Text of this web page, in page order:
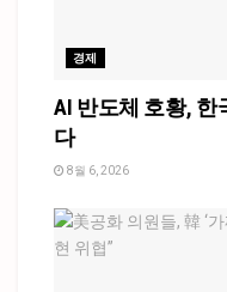
경제
AI 반도체 호황, 한
다
8월 6, 2026